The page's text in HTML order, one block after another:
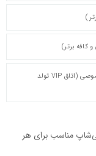
کافه‌های تهران برای تولد با اتاق خصوصی (اتاق VIP تولد
مناسب برای هر